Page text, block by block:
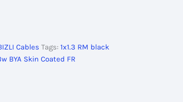
Cables Tags:1x1.3 RM black
BYA Skin Coated FR